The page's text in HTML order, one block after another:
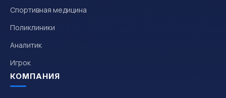
Спортивная медицина
Поликлиники
Аналитик
Игрок
КОМПАНИЯ